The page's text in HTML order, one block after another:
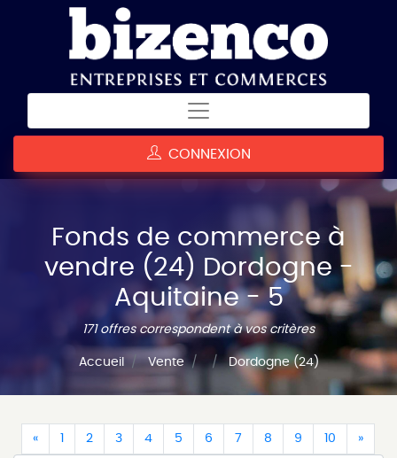
CONNEXION
Fonds de commerce à
vendre (24) Dordogne -
Aquitaine - 5
171 offres correspondent à vos critères
Accueil Vente Dordogne (24)
«(current)
1(current)
2 (current)
3(current)
4(current)
5 (current)
6 (current)
7 (current)
8 (current)
9 (current)
10 (current)
»